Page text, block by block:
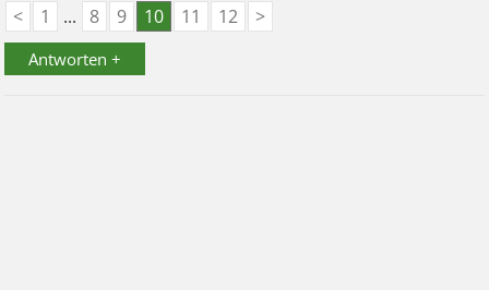
< 1 ... 8 9 10 11 12 >
Antworten +